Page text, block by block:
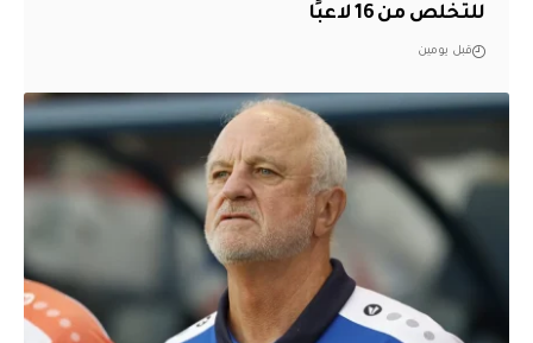
للتخلص من 16 لاعبًا
قبل يومين